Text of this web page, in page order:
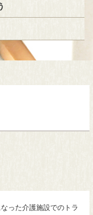
った介護施設でのトラ